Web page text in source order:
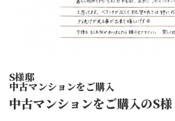
S様邸
中古マンションをご購入
中古マンションをご購入のS様